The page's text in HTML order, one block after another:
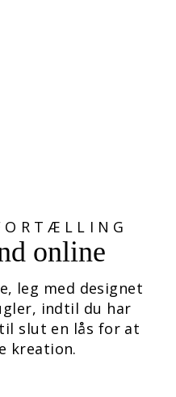
online
leg med designet
indtil du har
slut en lås for at
kreation.